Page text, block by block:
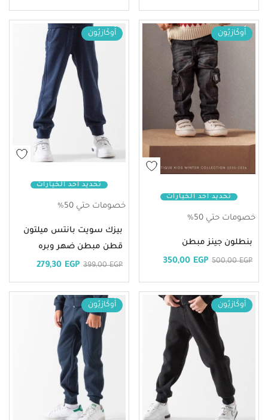
تحديد أحد الخيارات
أُوكَازيُون
خصومات حتي 50%
بنطلون جينز مبطن
500,00EGP
350,00 EGP
تحديد أحد الخيارات
أُوكَازيُون
خصومات حتي 50%
بيزك سويت بانتس ميلتون
قطن مبطن ضهر وبره
399,00EGP
279,30 EGP
أُوكَازيُون أُوكَازيُون